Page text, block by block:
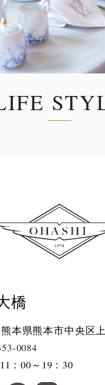
橋
熊本県熊本市中央区
0084
：00～19：30